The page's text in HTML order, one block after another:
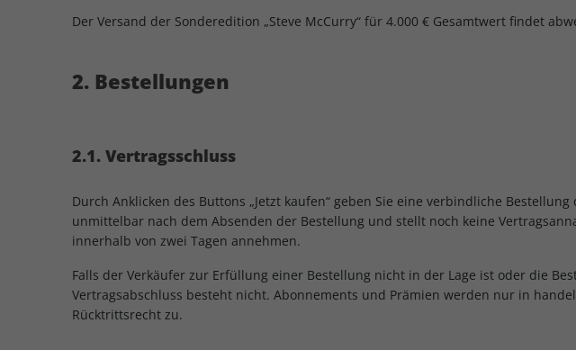
Der Versand der Sonderedition „Steve McCurry“ für 4.000 € Gesamtwert findet
2. Bestellungen
2.1. Vertragsschluss
Durch Anklicken des Buttons „Jetzt kaufen“ geben Sie eine verbindliche
unmittelbar nach dem Absenden der Bestellung und stellt noch keine
innerhalb von zwei Tagen annehmen.
Falls der Verkäufer zur Erfüllung einer Bestellung nicht in der Lage ist oder die
Vertragsabschluss besteht nicht. Abonnements und Prämien werden nur in
Rücktrittsrecht zu.